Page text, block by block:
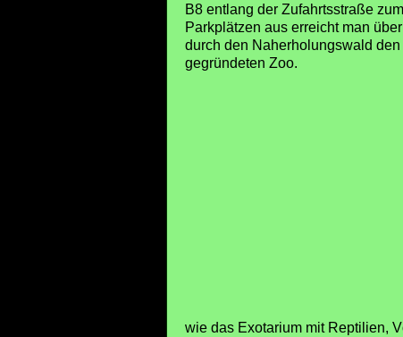
B8 entlang der Zufahrtsstraße
Parkplätzen aus erreicht man
durch den Naherholungswald
gegründeten Zoo.
wie das Exotarium mit Reptilien,